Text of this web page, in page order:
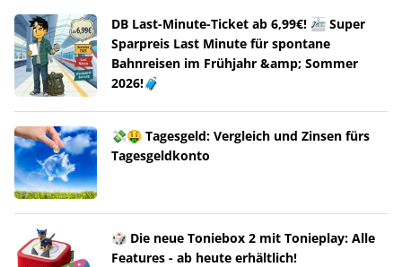
DB Last-Minute-Ticket ab 6,99€! 🚈 Super
Sparpreis Last Minute für spontane
Bahnreisen im Frühjahr &amp; Sommer
2026!🧳
💸🤑 Tagesgeld: Vergleich und Zinsen fürs
Tagesgeldkonto
🎲 Die neue Toniebox 2 mit Tonieplay: Alle
Features - ab heute erhältlich!